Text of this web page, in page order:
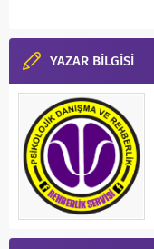
YAZAR BİLGİSİ